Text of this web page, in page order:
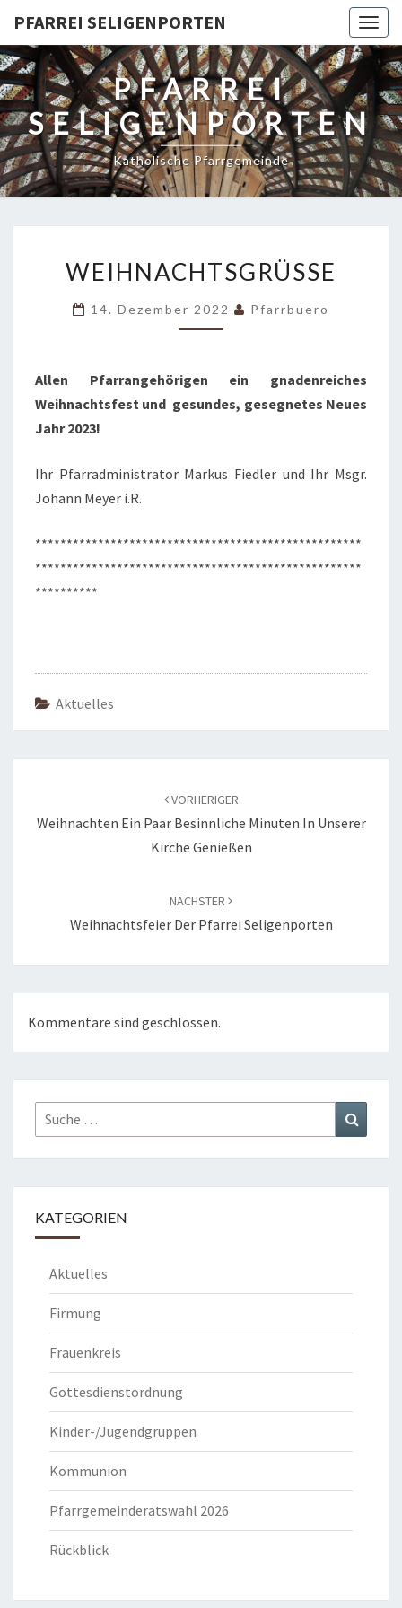
PFARREI SELIGENPORTEN
PFARREI
SELIGENPORTEN
Katholische Pfarrgemeinde
WEIHNACHTSGRÜSSE
14. Dezember 2022 Pfarrbuero
Allen Pfarrangehörigen ein gnadenreiches
Weihnachtsfest und gesundes, gesegnetes Neues
Jahr 2023!
Ihr Pfarradministrator Markus Fiedler und Ihr Msgr.
Johann Meyer i.R.
****************************************************
****************************************************
**********
Aktuelles
VORHERIGER
Weihnachten Ein Paar Besinnliche Minuten In Unserer
Kirche Genießen
NÄCHSTER
Weihnachtsfeier Der Pfarrei Seligenporten
Kommentare sind geschlossen.
Suche
nach:
KATEGORIEN
Aktuelles
Firmung
Frauenkreis
Gottesdienstordnung
Kinder-/Jugendgruppen
Kommunion
Pfarrgemeinderatswahl 2026
Rückblick